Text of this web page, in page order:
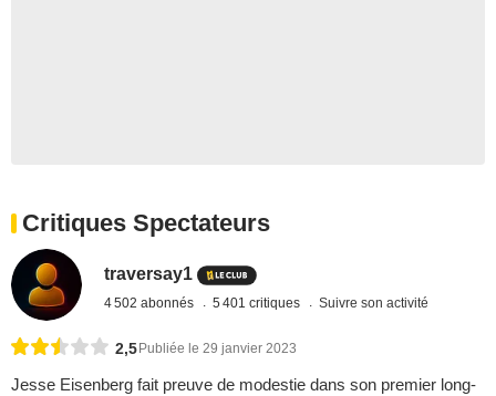
Critiques Spectateurs
traversay1
4 502 abonnés 5 401 critiques Suivre son activité
2,5Publiée le 29 janvier 2023
Jesse Eisenberg fait preuve de modestie dans son premier long-